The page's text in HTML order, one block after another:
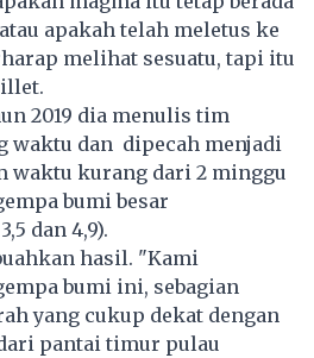
apakah telah meletus ke
melihat sesuatu, tapi itu
2019 dia menulis tim
waktu dan dipecah menjadi
waktu kurang dari 2 minggu
bumi besar
dan 4,9).
hasil. "Kami
bumi ini, sebagian
yang cukup dekat dengan
pantai timur pulau